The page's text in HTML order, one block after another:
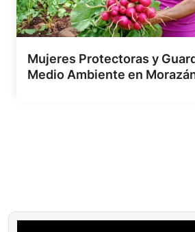
Mujeres Protectoras y
Medio Ambiente en